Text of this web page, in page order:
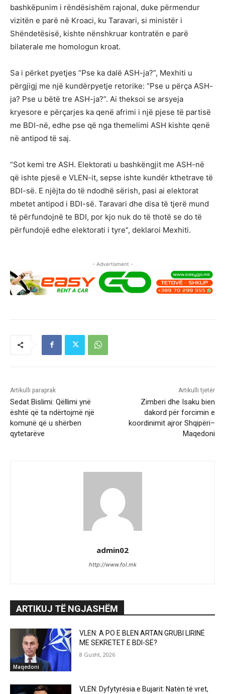
bashkëpunim i rëndësishëm rajonal, duke përmendur
vizitën e parë në Kroaci, ku Taravari, si ministër i
Shëndetësisë, kishte nënshkruar kontratën e parë
bilaterale me homologun kroat.
Sa i përket pyetjes “Pse ka dalë ASH-ja?”, Mexhiti u
përgjigj me një kundërpyetje retorike: “Pse u përça ASH-
ja? Pse u bëtë tre ASH-ja?”. Ai theksoi se arsyeja
kryesore e përçarjes ka qenë afrimi i një pjese të partisë
me BDI-në, edhe pse që nga themelimi ASH kishte qenë
në antipod të saj.
“Sot kemi tre ASH. Elektorati u bashkëngjit me ASH-në
që ishte pjesë e VLEN-it, sepse ishte kundër kthetrave të
BDI-së. E njëjta do të ndodhë sërish, pasi ai elektorat
mbetet antipod i BDI-së. Taravari dhe disa të tjerë mund
të përfundojnë te BDI, por kjo nuk do të thotë se do të
përfundojë edhe elektorati i tyre”, deklaroi Mexhiti.
- Advertisment -
Artikulli paraprak
Sedat Bislimi: Qëllimi ynë
është që ta ndërtojmë një
komunë që u shërben
qytetarëve
Artikulli tjetër
Zimberi dhe Isaku bien
dakord për forcimin e
koordinimit ajror Shqipëri–
Maqedoni
admin02
http://www.fol.mk
ARTIKUJ TË NGJASHËM
Maqedoni
VLEN: A PO E BLEN ARTAN GRUBI LIRINË
ME SEKRETET E BDI-SË?
8 Gusht, 2026
VLEN: Dyfytyrësia e Bujarit: Natën të vret,